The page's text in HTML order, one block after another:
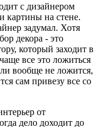
с дизайнером
картины на стене.
задумал. Хотя
декора - это
который заходит в
все это ложиться
вообще не ложится,
сам привезу все со
от
дело доходит до